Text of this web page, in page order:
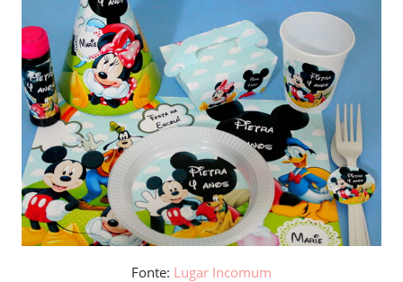
Fonte: Lugar Incomum